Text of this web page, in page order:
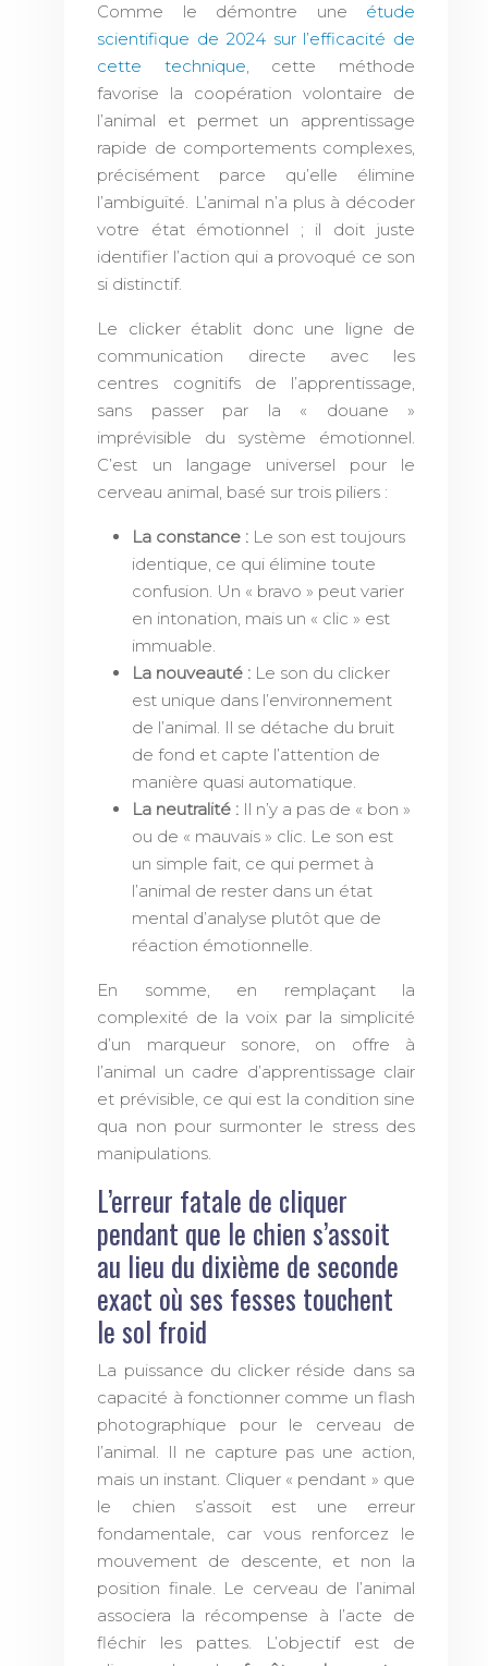
Comme le démontre une étude
scientifique de 2024 sur l’efficacité de
cette technique, cette méthode
favorise la coopération volontaire de
l’animal et permet un apprentissage
rapide de comportements complexes,
précisément parce qu’elle élimine
l’ambiguïté. L’animal n’a plus à décoder
votre état émotionnel ; il doit juste
identifier l’action qui a provoqué ce son
si distinctif.
Le clicker établit donc une ligne de
communication directe avec les
centres cognitifs de l’apprentissage,
sans passer par la « douane »
imprévisible du système émotionnel.
C’est un langage universel pour le
cerveau animal, basé sur trois piliers :
La constance : Le son est toujours
identique, ce qui élimine toute
confusion. Un « bravo » peut varier
en intonation, mais un « clic » est
immuable.
La nouveauté : Le son du clicker
est unique dans l’environnement
de l’animal. Il se détache du bruit
de fond et capte l’attention de
manière quasi automatique.
La neutralité : Il n’y a pas de « bon »
ou de « mauvais » clic. Le son est
un simple fait, ce qui permet à
l’animal de rester dans un état
mental d’analyse plutôt que de
réaction émotionnelle.
En somme, en remplaçant la
complexité de la voix par la simplicité
d’un marqueur sonore, on offre à
l’animal un cadre d’apprentissage clair
et prévisible, ce qui est la condition sine
qua non pour surmonter le stress des
manipulations.
L’erreur fatale de cliquer
pendant que le chien s’assoit
au lieu du dixième de seconde
exact où ses fesses touchent
le sol froid
La puissance du clicker réside dans sa
capacité à fonctionner comme un flash
photographique pour le cerveau de
l’animal. Il ne capture pas une action,
mais un instant. Cliquer « pendant » que
le chien s’assoit est une erreur
fondamentale, car vous renforcez le
mouvement de descente, et non la
position finale. Le cerveau de l’animal
associera la récompense à l’acte de
fléchir les pattes. L’objectif est de